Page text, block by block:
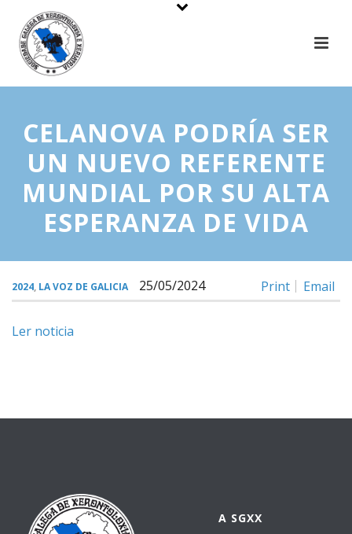
CELANOVA PODRÍA SER
UN NUEVO REFERENTE
MUNDIAL POR SU ALTA
ESPERANZA DE VIDA
Print Email
2024, LA VOZ DE GALICIA 25/05/2024
Ler noticia
A SGXX